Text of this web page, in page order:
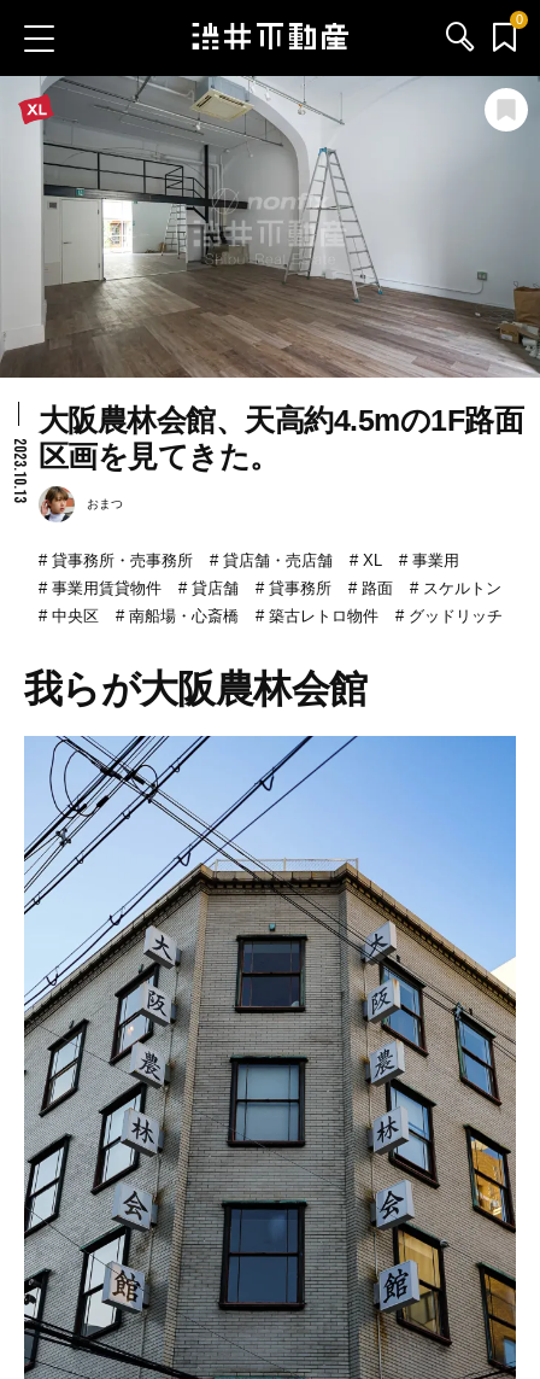
0
お気に入り物件
ブログ
サービス内容
渋井不動産のメンバー
会社情報
2023.10.13
大阪農林会館、天高約4.5mの1F路面
区画を見てきた。
おまつ
貸事務所・売事務所 貸店舗・売店舗 XL
事業用
事業用賃貸物件
貸店舗 貸事務所 路面
スケルトン
中央区
南船場・心斎橋 築古レトロ物件 グッドリッチ
我らが大阪農林会館